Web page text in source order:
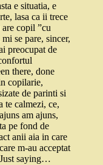
e situatia, e
lasa ca ii trece
copil ”cu
se pare, sincer,
preocupat de
there, done
copilarie,
de parinti si
te calmezi, ce,
am ajuns,
pe fond de
anii aia in care
m-au acceptat
Just saying…